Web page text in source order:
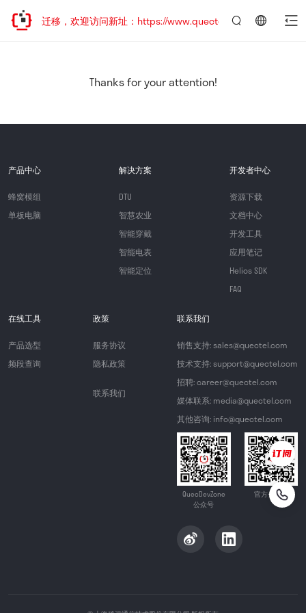
地址已迁移，欢迎访问新址：https://www.quectel.com.cn
Thanks for your attention!
产品中心
蜂窝模组
单板电脑
解决方案
DTU
智慧农业
智能穿戴
智能电表
智能定位
开发者中心
资源下载
文档中心
开发工具
应用笔记
Helios SDK
FAQ
在线工具
产品选型
频段查询
政策
服务协议
隐私政策
联系我们
联系我们
销售支持: sales@quectel.com
技术支持: support@quectel.com
招聘: career@quectel.com
媒体联系: media@quectel.com
其他咨询: info@quectel.com
QuecDevZone
公众号
官方公众号